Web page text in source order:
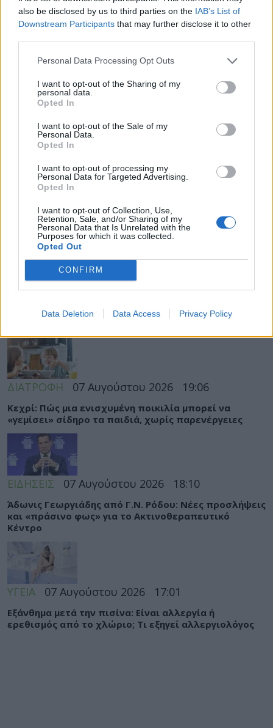
also be disclosed by us to third parties on the IAB’s List of
Downstream Participants that may further disclose it to other
Personal Data Processing Opt Outs
I want to opt-out of the Sharing of my
personal data.
Opted In
I want to opt-out of the Sale of my
Personal Data.
Opted In
I want to opt-out of processing my
Personal Data for Targeted Advertising.
Opted In
I want to opt-out of Collection, Use,
Retention, Sale, and/or Sharing of my
Personal Data that Is Unrelated with the
Purposes for which it was collected.
Opted Out
CONFIRM
Data Deletion Data Access Privacy Policy
ΔΙΑΤΡΟΦΗ 07 Αυγούστου 2026 19:06
Κεχρί: Πώς μια ενισχυμένη ποικιλία μπορεί να
«γεμίσει» σίδηρο τα παιδιά, χωρίς παρενέργειες
ΕΙΔΗΣΕΙΣ 07 Αυγούστου 2026 18:10
Άδωνις Γεωργιάδης από Γ.Ν. Ρόδου: Νέες προσλήψεις
και «πράσινο φως» για το Ακτινοθεραπευτικό
Κέντρο
ΥΓΕΙΑ 07 Αυγούστου 2026 17:01
Εξάνθημα μετά την πισίνα: Είναι αλλεργία ή
ερεθισμός από το χλώριο; Τι εξηγεί αλλεργιολόγος